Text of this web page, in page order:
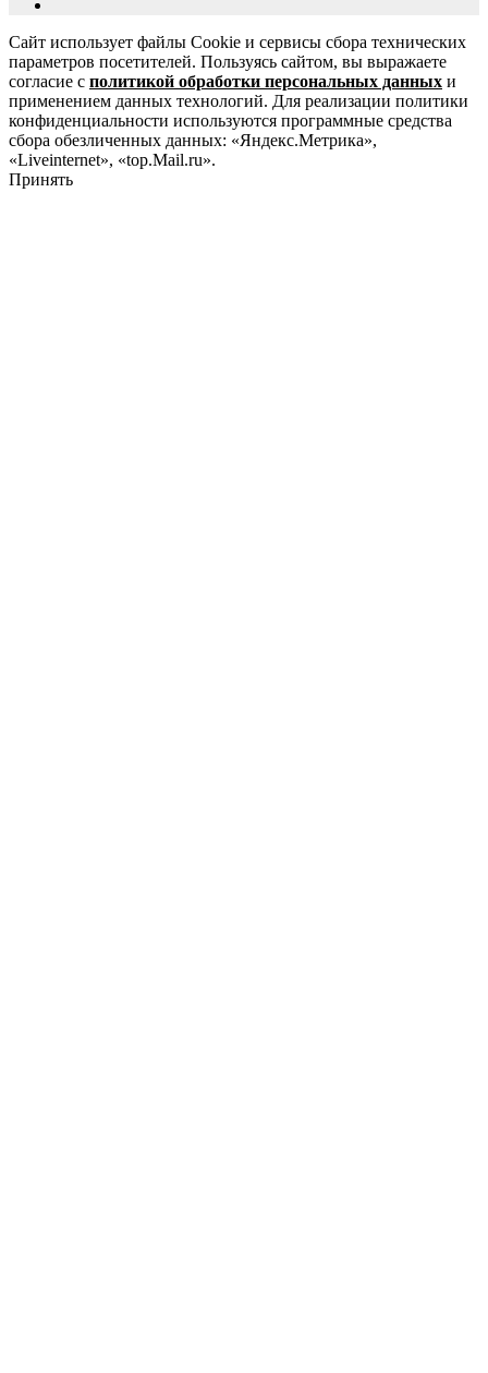
Сайт использует файлы Cookie и сервисы сбора технических
параметров посетителей. Пользуясь сайтом, вы выражаете
согласие с политикой обработки персональных данных и
применением данных технологий. Для реализации политики
конфиденциальности используются программные средства
сбора обезличенных данных: «Яндекс.Метрика»,
«Liveinternet», «top.Mail.ru».
Принять